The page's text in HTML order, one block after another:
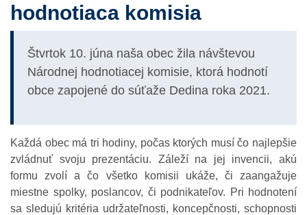
hodnotiaca komisia
Štvrtok 10. júna naša obec žila návštevou
Národnej hodnotiacej komisie, ktorá hodnotí
obce zapojené do súťaže Dedina roka 2021.
Každá obec má tri hodiny, počas ktorých musí čo najlepšie
zvládnuť svoju prezentáciu. Záleží na jej invencii, akú
formu zvolí a čo všetko komisii ukáže, či zaangažuje
miestne spolky, poslancov, či podnikateľov. Pri hodnotení
sa sledujú kritéria udržateľnosti, koncepčnosti, schopnosti